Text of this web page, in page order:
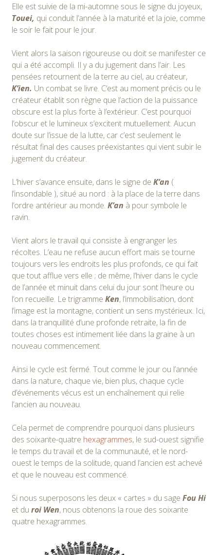
Elle est suivie de la mi-automne sous le signe du joyeux,
Touei, qui conduit l’année à la maturité et la joie, comme
le soir le fait pour le jour.
Vient alors la saison rigoureuse ou doit se manifester ce
qui a été accompli. Il y a du jugement dans l’air. Les
pensées retournent de la terre au ciel, au créateur,
K’ien. Un combat se livre. C’est au moment précis ou le
créateur établit son règne que l’action de la puissance
obscure est la plus forte à l’extérieur. C’est pourquoi
l’obscur et le lumineux s’excitent mutuellement. Aucun
doute sur l’issue de la lutte, car c’est seulement le
résultat final des causes préexistantes qui vient subir le
jugement du créateur.
L’hiver s’avance ensuite, dans le signe de K’an (
l’insondable ), situé au nord : à la place de la terre dans
l’ordre antérieur au monde. K’an à pour symbole le
ravin.
Vient alors le travail qui consiste à engranger les
récoltes. L’eau ne refuse aucun effort mais se tourne
toujours vers les endroits les plus profonds, ce qui fait
que tout afflue vers elle ; de même, l’hiver dans le cycle
de l’année et minuit dans celui du jour sont l’heure ou
l’on recueille. Le trigramme Ken, l’immobilisation, dont
l’image est la montagne, contient un sens mystérieux. Ici,
dans la tranquillité d’une profonde retraite, la fin de
toutes choses est intimement liée dans la graine à un
nouveau commencement.
Ainsi le cycle est fermé. Tout comme le jour ou l’année
dans la nature, chaque vie, bien plus, chaque cycle
d’événements vécus est un enchaînement qui relie
l’ancien au nouveau.
Cela permet de comprendre pourquoi dans plusieurs
des soixante-quatre hexagrammes, le sud-ouest signifie
le temps du travail et de la communauté, et le nord-
ouest le temps de la solitude, quand l’ancien est achevé
et que le nouveau est commencé.
Si nous superposons les deux « cartes » du sage Fou Hi
et du roi Wen, nous obtenons la roue des soixante
quatre hexagrammes.